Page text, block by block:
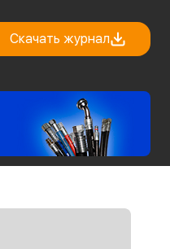
Скачать журнал